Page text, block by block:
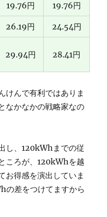
19.76円 19.76円
26.19円 24.54円
29.94円 28.41円
けんで有利ではありま
なかなかの戦略家なの
し、120kWhまでの従
ころが、120kWhを越
お得感を演出していま
の差をつけてますから